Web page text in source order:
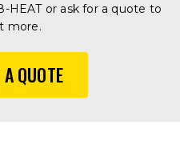
HEAT or ask for a quote to
more.
QUOTE